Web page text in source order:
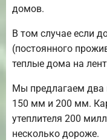
домов.
В том случае если
(постоянного
теплые дома на
Мы предлагаем два
150 мм и 200 мм.
утеплителя 200
несколько дороже.